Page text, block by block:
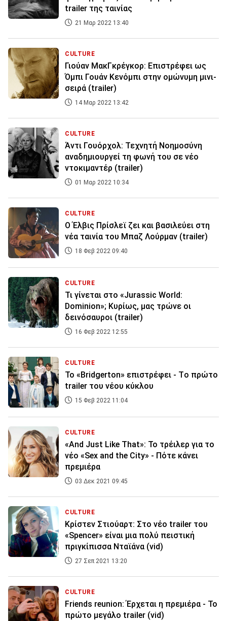
trailer της ταινίας
21 Μαρ 2022 13:40
CULTURE
Γιούαν ΜακΓκρέγκορ: Επιστρέφει ως
Όμπι Γουάν Κενόμπι στην ομώνυμη μινι-
σειρά (trailer)
14 Μαρ 2022 13:42
CULTURE
Άντι Γουόρχολ: Τεχνητή Νοημοσύνη
αναδημιουργεί τη φωνή του σε νέο
ντοκιμαντέρ (trailer)
01 Μαρ 2022 10:34
CULTURE
Ο Έλβις Πρίσλεϊ ζει και βασιλεύει στη
νέα ταινία του Μπαζ Λούρμαν (trailer)
18 Φεβ 2022 09:40
CULTURE
Τι γίνεται στο «Jurassic World:
Dominion»; Κυρίως, μας τρώνε οι
δεινόσαυροι (trailer)
16 Φεβ 2022 12:55
CULTURE
Το «Bridgerton» επιστρέφει - Tο πρώτο
trailer του νέου κύκλου
15 Φεβ 2022 11:04
CULTURE
«And Just Like That»: Το τρέιλερ για το
νέο «Sex and the City» - Πότε κάνει
πρεμιέρα
03 Δεκ 2021 09:45
CULTURE
Κρίστεν Στιούαρτ: Στο νέο trailer του
«Spencer» είναι μια πολύ πειστική
πριγκίπισσα Νταϊάνα (vid)
27 Σεπ 2021 13:20
CULTURE
Friends reunion: Έρχεται η πρεμιέρα - Το
πρώτο μεγάλο trailer (vid)